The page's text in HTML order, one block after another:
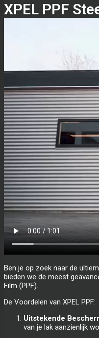
XPEL PPF
Ben je op zoek naar de
bieden we de meest
Film (PPF).
De Voordelen van XPEL PPF:
Uitstekende
van je lak aanzienlijk